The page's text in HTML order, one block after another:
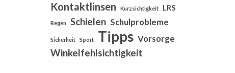
Kontaktlinsen Kurzsichtigkeit LRS
Regen Schielen Schulprobleme
Sicherheit Sport Tipps Vorsorge
Winkelfehlsichtigkeit